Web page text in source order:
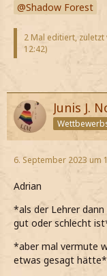
Shadow Forest
2 Mal editiert, zuletzt
12:42)
Junis J.
6. September 2023 um
Adrian
*als der Lehrer
gut oder schlecht
*aber mal vermute
etwas gesagt hätte*